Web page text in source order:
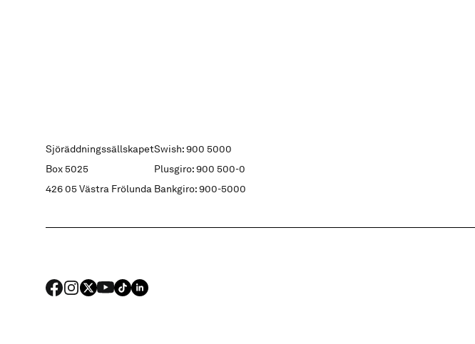
Sjöräddningssällskapet
Box 5025
426 05 Västra Frölunda
Swish: 900 5000
Plusgiro: 900 500-0
Bankgiro: 900-5000
FACEBOOK
Instagram
X YouTube
TIKTOKLINKED IN